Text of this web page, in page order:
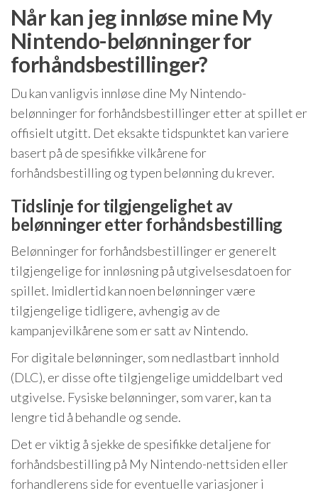
Når kan jeg innløse mine My
Nintendo-belønninger for
forhåndsbestillinger?
Du kan vanligvis innløse dine My Nintendo-
belønninger for forhåndsbestillinger etter at spillet er
offisielt utgitt. Det eksakte tidspunktet kan variere
basert på de spesifikke vilkårene for
forhåndsbestilling og typen belønning du krever.
Tidslinje for tilgjengelighet av
belønninger etter forhåndsbestilling
Belønninger for forhåndsbestillinger er generelt
tilgjengelige for innløsning på utgivelsesdatoen for
spillet. Imidlertid kan noen belønninger være
tilgjengelige tidligere, avhengig av de
kampanjevilkårene som er satt av Nintendo.
For digitale belønninger, som nedlastbart innhold
(DLC), er disse ofte tilgjengelige umiddelbart ved
utgivelse. Fysiske belønninger, som varer, kan ta
lengre tid å behandle og sende.
Det er viktig å sjekke de spesifikke detaljene for
forhåndsbestilling på My Nintendo-nettsiden eller
forhandlerens side for eventuelle variasjoner i